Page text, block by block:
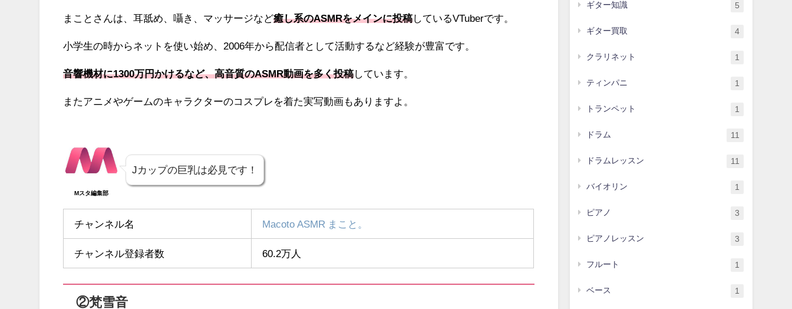
まことさんは、耳舐め、囁き、マッサージなど癒し系のASMRをメインに投稿しているVTuberです。
小学生の時からネットを使い始め、2006年から配信者として活動するなど経験が豊富です。
音響機材に1300万円かけるなど、高音質のASMR動画を多く投稿しています。
またアニメやゲームのキャラクターのコスプレを着た実写動画もありますよ。
Mスタ編集部
Jカップの巨乳は必見です！
チャンネル名 Macoto ASMR まこと。
チャンネル登録者数 60.2万人
②梵雪音
ギター知識 5
ギター買取 4
クラリネット 1
ティンパニ 1
トランペット 1
ドラム 11
ドラムレッスン 11
バイオリン 1
ピアノ 3
ピアノレッスン 3
フルート 1
ベース 1